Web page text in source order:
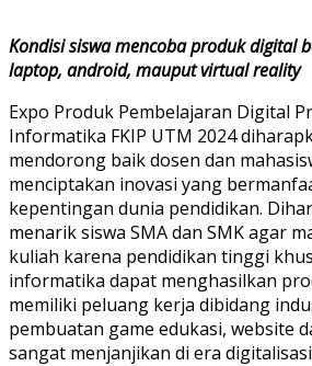
Kondisi siswa mencoba produk digital
laptop, android, mauput virtual reality
Expo Produk Pembelajaran Digital
Informatika FKIP UTM 2024
mendorong baik dosen dan
menciptakan inovasi yang
kepentingan dunia pendidikan.
menarik siswa SMA dan SMK agar
kuliah karena pendidikan tinggi
informatika dapat menghasilkan
memiliki peluang kerja dibidang
pembuatan game edukasi, website
sangat menjanjikan di era